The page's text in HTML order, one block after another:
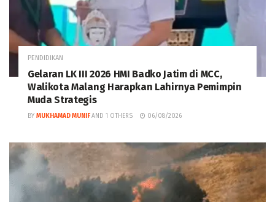
PENDIDIKAN
Gelaran LK III 2026 HMI Badko Jatim di MCC,
Walikota Malang Harapkan Lahirnya Pemimpin
Muda Strategis
BY MUKHAMAD MUNIF AND 1 OTHERS 06/08/2026